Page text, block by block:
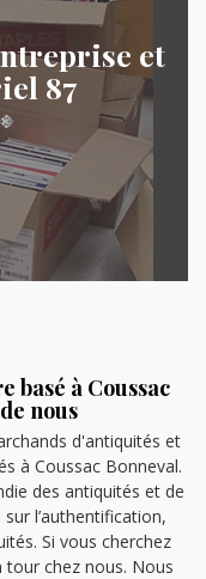
et
87
basé à Coussac
nous
d'antiquités et
à Coussac Bonneval.
des antiquités et de
l’authentification,
Si vous cherchez
tour chez nous. Nous